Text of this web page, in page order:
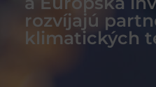
rozvíjajú
klimatických